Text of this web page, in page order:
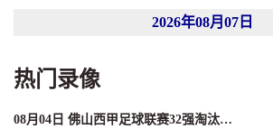
2026年08月07日
热门录像
08月04日 佛山西甲足球联赛32强淘汰赛 贪玩游戏 VS 美的薪火 全场录像